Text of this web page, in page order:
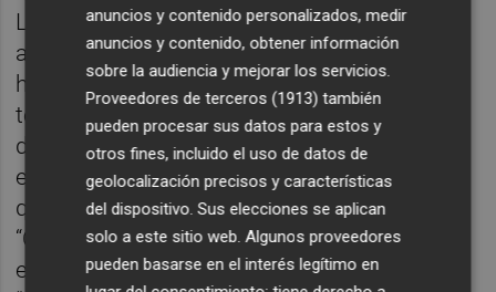
La recta final se ha convertido en una
auténtica celebración colectiva: “Las Babys”
ha hecho vibrar al Roig Arena, que ha
terminado completamente en pie, antes de
dar paso a un desenlace cargado de
emoción con “La chica perfecta” —la canción
que originalmente canta junto a Alaska— y
“Conexión psíquica”, con su original puesta
en escena. Una intensa y coreada
anuncios y contenido personalizados, medir
anuncios y contenido, obtener información
sobre la audiencia y mejorar los servicios.
Proveedores de terceros (1913) también
pueden procesar sus datos para estos y
otros fines, incluido el uso de datos de
geolocalización precisos y características
del dispositivo. Sus elecciones se aplican
solo a este sitio web. Algunos proveedores
pueden basarse en el interés legítimo en